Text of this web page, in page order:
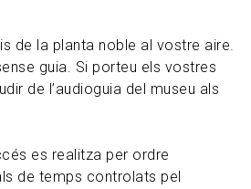
de la planta noble al vostre aire.
guia. Si porteu els vostres
de l’audioguia del museu als
es realitza per ordre
de temps controlats pel